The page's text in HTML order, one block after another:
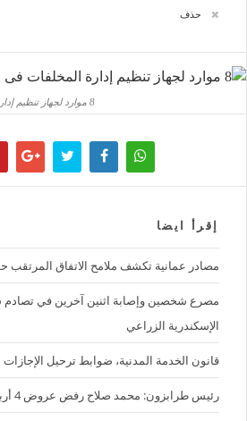
حذف
8 موارد لجهاز تنظيم إدارة المخلفات فى القانون، تعرف عليها
إقرأ ايضا
مصادر عمانية تكشف ملامح الاتفاق
مصرع شخصين وإصابة اثنين آخرين في
الإسكندرية الزراعي
قانون الخدمة المدنية، ضوابط ترحيل
رئيس طرابزون: محمد صلاح رفض عروض 4 أربعة أضعاف ما عرضناه عليه